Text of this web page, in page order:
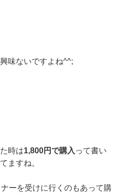
味ないですよね^^;
時は1,800円で購入 って書い
ますね。
ーを受けに行くのもあって購